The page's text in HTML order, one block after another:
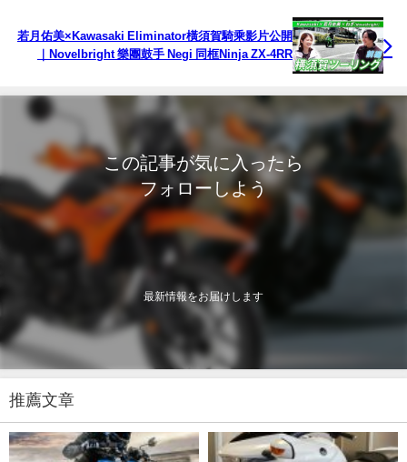
若月佑美×Kawasaki Eliminator橫須賀騎乘影片公開
｜Novelbright 樂團鼓手 Negi 同框Ninja ZX-4RR
この記事が気に入ったら
フォローしよう
最新情報をお届けします
推薦文章